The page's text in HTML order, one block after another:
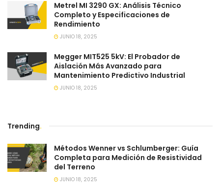
Metrel MI 3290 GX: Análisis Técnico
Completo y Especificaciones de
Rendimiento
JUNIO 18, 2025
Megger MIT525 5kV: El Probador de
Aislación Más Avanzado para
Mantenimiento Predictivo Industrial
JUNIO 18, 2025
Trending.
Métodos Wenner vs Schlumberger: Guía
Completa para Medición de Resistividad
del Terreno
JUNIO 18, 2025